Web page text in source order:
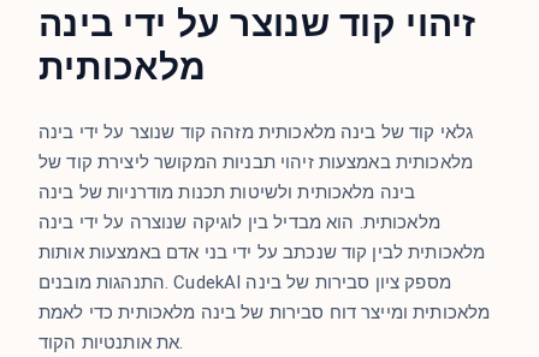
זיהוי קוד שנוצר על ידי בינה
מלאכותית
גלאי קוד של בינה מלאכותית מזהה קוד שנוצר על ידי בינה
מלאכותית באמצעות זיהוי תבניות המקושר ליצירת קוד של
בינה מלאכותית ולשיטות תכנות מודרניות של בינה
מלאכותית. הוא מבדיל בין לוגיקה שנוצרה על ידי בינה
מלאכותית לבין קוד שנכתב על ידי בני אדם באמצעות אותות
התנהגות מובנים. CudekAI מספק ציון סבירות של בינה
מלאכותית ומייצר דוח סבירות של בינה מלאכותית כדי לאמת
את אותנטיות הקוד.